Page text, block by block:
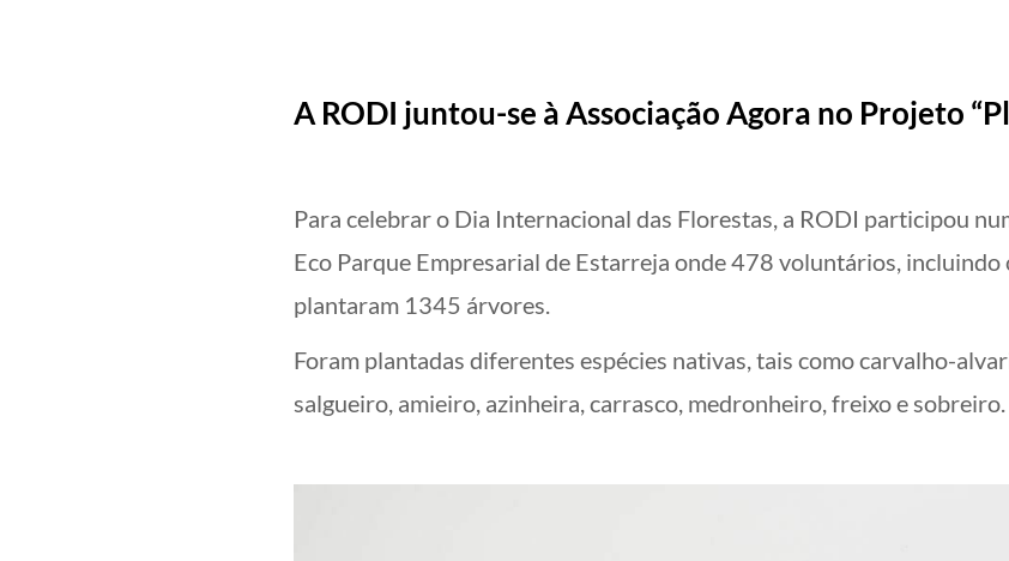
A RODI juntou-se à Associação Agora no Projeto
Para celebrar o Dia Internacional das Florestas, a RODI participou
Eco Parque Empresarial de Estarreja onde 478 voluntários,
plantaram 1345 árvores.
Foram plantadas diferentes espécies nativas, tais como carvalho-
salgueiro, amieiro, azinheira, carrasco, medronheiro, freixo e sobreiro.